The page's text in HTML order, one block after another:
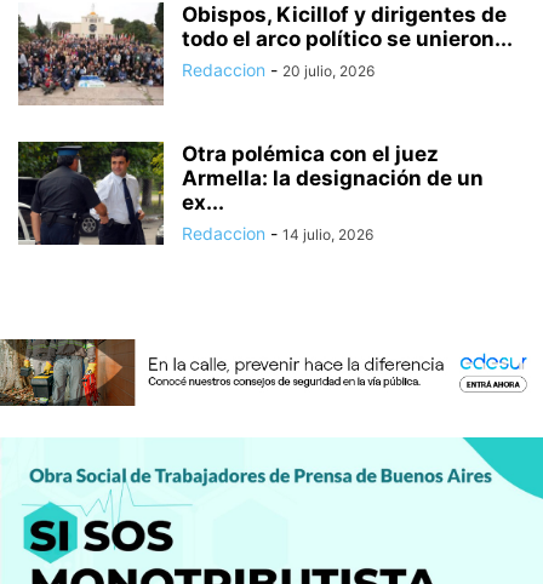
Obispos, Kicillof y dirigentes de
todo el arco político se unieron...
Redaccion - 20 julio, 2026
Otra polémica con el juez
Armella: la designación de un
ex...
Redaccion - 14 julio, 2026